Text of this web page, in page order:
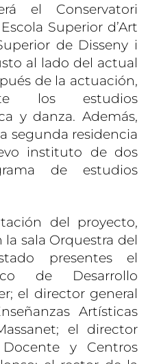
el Conservatori
Superior d’Art
de Disseny i
al lado del actual
de la actuación,
los estudios
y danza. Además,
segunda residencia
instituto de dos
de estudios
del proyecto,
sala Orquestra del
presentes el
de Desarrollo
el director general
Artísticas
el director
y Centros